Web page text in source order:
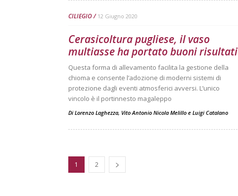
CILIEGIO 12 Giugno 2020
Cerasicoltura pugliese, il vaso
multiasse ha portato buoni risultati
Questa forma di allevamento facilita la gestione della
chioma e consente l’adozione di moderni sistemi di
protezione dagli eventi atmosferici avversi. L’unico
vincolo è il portinnesto magaleppo
Di Lorenzo Laghezza, Vito Antonio Nicola Melillo e Luigi Catalano
1 2